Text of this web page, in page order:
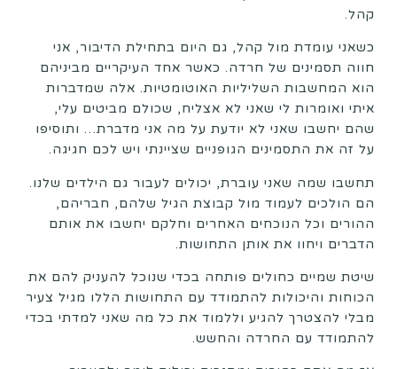
קהל.
כשאני עומדת מול קהל, גם היום בתחילת הדיבור, אני
חווה תסמינים של חרדה. כאשר אחד העיקריים מביניהם
הוא המחשבות השליליות האוטומטיות. אלה שמדברות
איתי ואומרות לי שאני לא אצליח, שכולם מביטים עלי,
שהם יחשבו שאני לא יודעת על מה אני מדברת… ותוסיפו
על זה את התסמינים הגופניים שציינתי ויש לכם חגיגה.
תחשבו שמה שאני עוברת, יכולים לעבור גם הילדים שלנו.
הם הולכים לעמוד מול קבוצת הגיל שלהם, חבריהם,
ההורים וכל הנוכחים האחרים וחלקם יחשבו את אותם
הדברים ויחוו את אותן התחושות.
שיטת שמיים כחולים פותחה בכדי שנוכל להעניק להם את
הכוחות והיכולות להתמודד עם התחושות הללו מגיל צעיר
מבלי להצטרך להגיע וללמוד את כל מה שאני למדתי בכדי
להתמודד עם החרדה והחשש.